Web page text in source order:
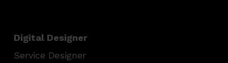
Digital Designer
Service Designer